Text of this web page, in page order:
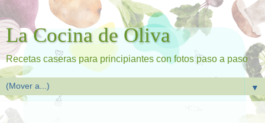
La Cocina de Oliva
Recetas caseras para principiantes con fotos paso a paso
▼
domingo, 2 de agosto de 2026